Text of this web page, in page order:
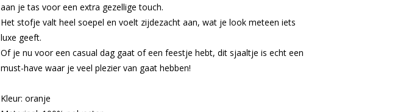
aan je tas voor een extra gezellige touch.
Het stofje valt heel soepel en voelt zijdezacht aan, wat je look meteen iets
luxe geeft.
Of je nu voor een casual dag gaat of een feestje hebt, dit sjaaltje is echt een
must-have waar je veel plezier van gaat hebben!
Kleur: oranje